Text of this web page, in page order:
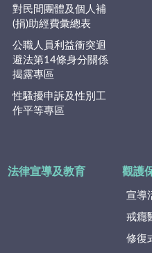
對民間團體及個人補
(捐)助經費彙總表
公職人員利益衝突迴
避法第14條身分關係
揭露專區
性騷擾申訴及性別工
作平等專區
法律宣導及教育 觀護
宣導
戒癮
修復